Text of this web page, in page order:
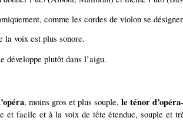
comme les cordes de violon se
la voix est plus sonore.
développe plutôt dans l’aigu.
, moins gros et plus souple,le ténor
et facile et à la voix de tête étendue, souple et